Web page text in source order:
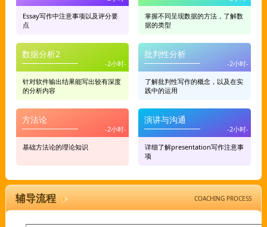
Essay写作中注意事项以及评分要
点
掌握不同呈现数据的方法，了解数
据的类型
数据分析2
针对软件输出结果能写出较有深度
的分析内容
批判性分析
了解批判性写作的概念，以及在实
践中的运用
方法论
基础方法论的理论知识
演讲与沟通
详细了解presentation写作注意事
项
辅导流程 COACHING PROCESS